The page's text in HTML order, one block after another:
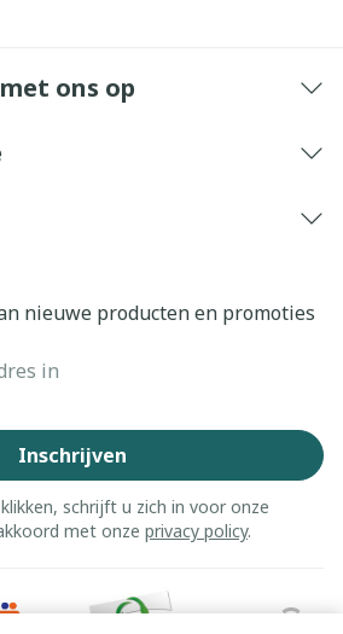
ons op
nieuwe producten en promoties
Inschrijven
schrijft u zich in voor onze
met onze privacy policy.